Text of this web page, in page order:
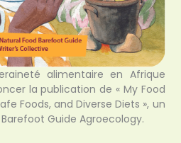
alimentaire en Afrique
la publication de « My Food
Foods, and Diverse Diets », un
Guide Agroecology.